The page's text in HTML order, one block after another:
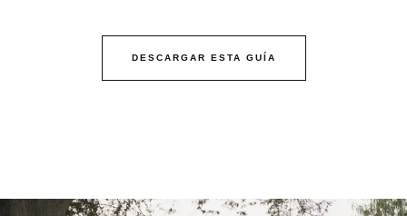
DESCARGAR ESTA GUÍA